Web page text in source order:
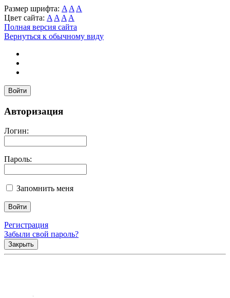
Размер шрифта: A A A
Цвет сайта: A A A A
Полная версия сайта
Вернуться к обычному виду
Войти
Авторизация
Логин:
Пароль:
Запомнить меня
Регистрация
Забыли свой пароль?
Закрыть